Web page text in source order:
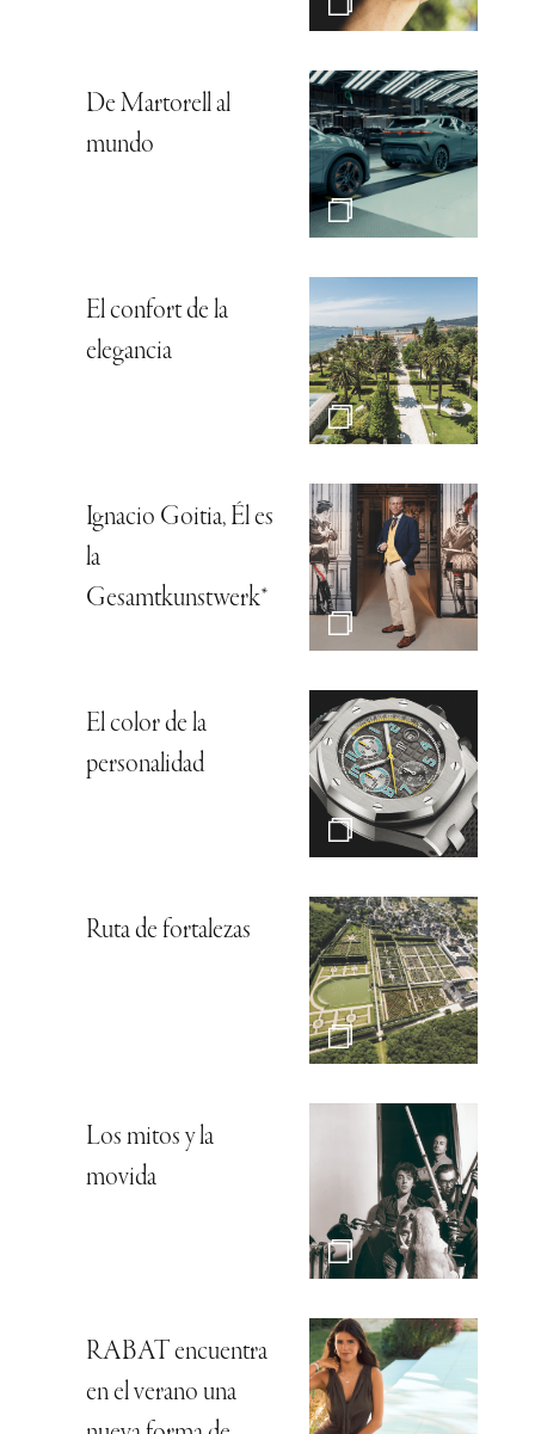
De Martorell al
mundo
El confort de la
elegancia
Ignacio Goitia, Él es
la
Gesamtkunstwerk*
El color de la
personalidad
Ruta de fortalezas
Los mitos y la
movida
RABAT encuentra
en el verano una